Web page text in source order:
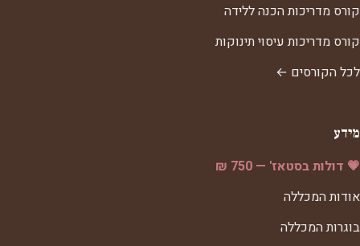
קורס מדריכות הכנה ללידה
קורס מדריכות עיסוי תינוקות
לכל הקורסים ←
מידע
💗 דולות בסטאז' — 750 ₪
אודות המכללה
בוגרות המכללה